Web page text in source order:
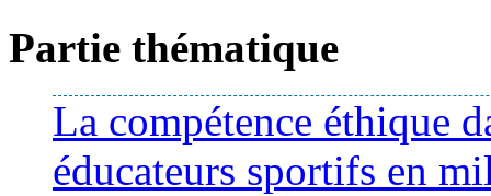
Partie thématique
La compétence éthique
éducateurs sportifs en